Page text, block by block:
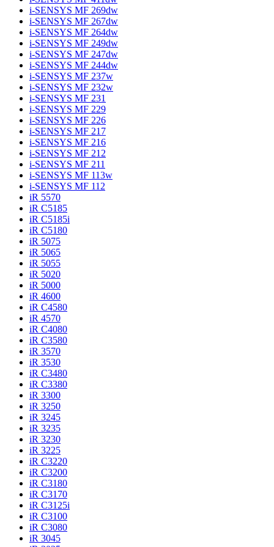
i-SENSYS MF 269dw
i-SENSYS MF 267dw
i-SENSYS MF 264dw
i-SENSYS MF 249dw
i-SENSYS MF 247dw
i-SENSYS MF 244dw
i-SENSYS MF 237w
i-SENSYS MF 232w
i-SENSYS MF 231
i-SENSYS MF 229
i-SENSYS MF 226
i-SENSYS MF 217
i-SENSYS MF 216
i-SENSYS MF 212
i-SENSYS MF 211
i-SENSYS MF 113w
i-SENSYS MF 112
iR 5570
iR C5185
iR C5185i
iR C5180
iR 5075
iR 5065
iR 5055
iR 5020
iR 5000
iR 4600
iR C4580
iR 4570
iR C4080
iR C3580
iR 3570
iR 3530
iR C3480
iR C3380
iR 3300
iR 3250
iR 3245
iR 3235
iR 3230
iR 3225
iR C3220
iR C3200
iR C3180
iR C3170
iR C3125i
iR C3100
iR C3080
iR 3045